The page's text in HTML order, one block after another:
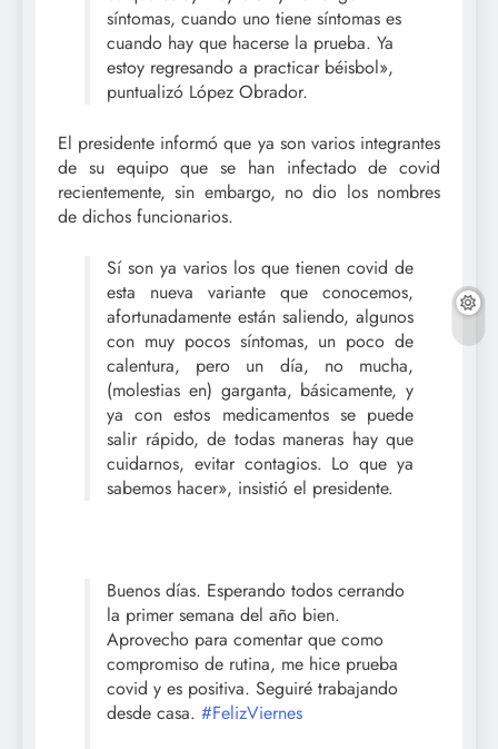
síntomas, cuando uno tiene síntomas es
cuando hay que hacerse la prueba. Ya
estoy regresando a practicar béisbol»,
puntualizó López Obrador.
El presidente informó que ya son varios integrantes
de su equipo que se han infectado de covid
recientemente, sin embargo, no dio los nombres
de dichos funcionarios.
Sí son ya varios los que tienen covid de
esta nueva variante que conocemos,
afortunadamente están saliendo, algunos
con muy pocos síntomas, un poco de
calentura, pero un día, no mucha,
(molestias en) garganta, básicamente, y
ya con estos medicamentos se puede
salir rápido, de todas maneras hay que
cuidarnos, evitar contagios. Lo que ya
sabemos hacer», insistió el presidente.
Buenos días. Esperando todos cerrando
la primer semana del año bien.
Aprovecho para comentar que como
compromiso de rutina, me hice prueba
covid y es positiva. Seguiré trabajando
desde casa. #FelizViernes